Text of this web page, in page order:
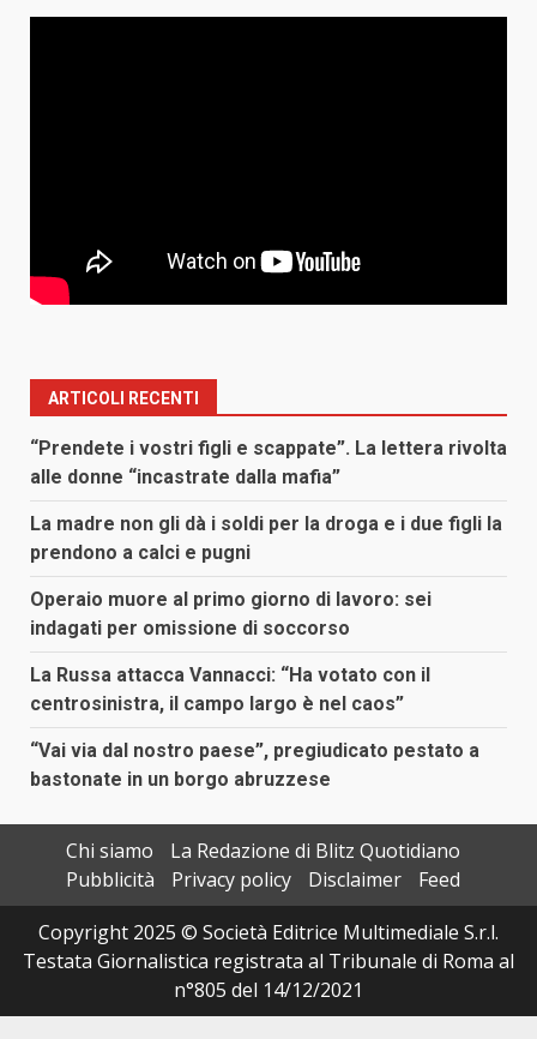
ARTICOLI RECENTI
“Prendete i vostri figli e scappate”. La lettera rivolta
alle donne “incastrate dalla mafia”
La madre non gli dà i soldi per la droga e i due figli la
prendono a calci e pugni
Operaio muore al primo giorno di lavoro: sei
indagati per omissione di soccorso
La Russa attacca Vannacci: “Ha votato con il
centrosinistra, il campo largo è nel caos”
“Vai via dal nostro paese”, pregiudicato pestato a
bastonate in un borgo abruzzese
Chi siamo
La Redazione di Blitz Quotidiano
Pubblicità
Privacy policy Disclaimer
Feed
Copyright 2025 © Società Editrice Multimediale S.r.l.
Testata Giornalistica registrata al Tribunale di Roma al
n°805 del 14/12/2021